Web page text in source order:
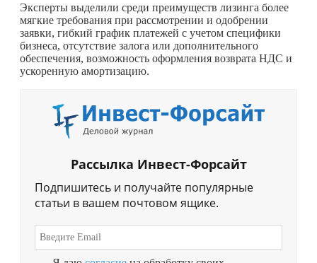
Эксперты выделили среди преимуществ лизинга более
мягкие требования при рассмотрении и одобрении
заявки, гибкий график платежей с учетом специфики
бизнеса, отсутствие залога или дополнительного
обеспечения, возможность оформления возврата НДС и
ускоренную амортизацию.
Рассылка Инвест-Форсайт
Подпишитесь и получайте популярные
статьи в вашем почтовом ящике.